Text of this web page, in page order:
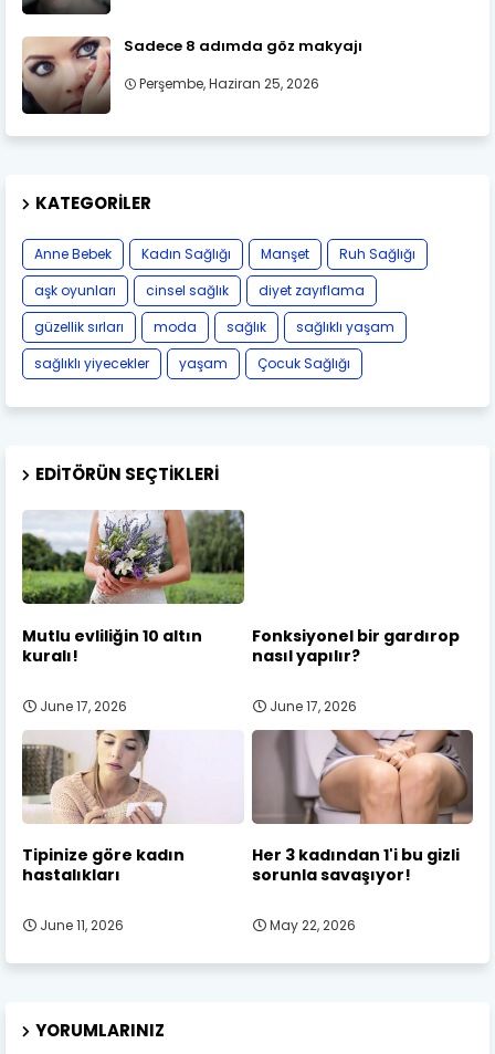
Sadece 8 adımda göz makyajı
Perşembe, Haziran 25, 2026
KATEGORILER
Anne Bebek Kadın Sağlığı Manşet
Ruh Sağlığı
aşk oyunları
cinsel sağlık
diyet zayıflama
güzellik sırları
moda sağlık
sağlıklı yaşam
sağlıklı yiyecekler
yaşam Çocuk Sağlığı
EDITÖRÜN SEÇTIKLERI
Mutlu evliliğin 10 altın
kuralı!
June 17, 2026
Fonksiyonel bir gardırop
nasıl yapılır?
June 17, 2026
Tipinize göre kadın
hastalıkları
June 11, 2026
Her 3 kadından 1'i bu gizli
sorunla savaşıyor!
May 22, 2026
YORUMLARINIZ